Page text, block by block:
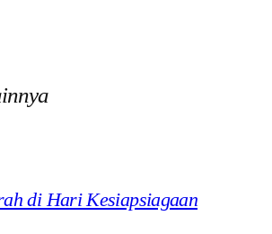
di Hari Kesiapsiagaan